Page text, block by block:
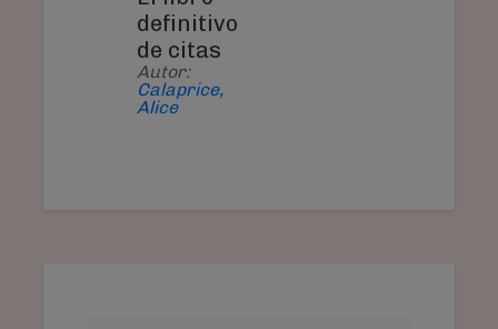
definitivo
de citas
Autor:
Calaprice,
Alice